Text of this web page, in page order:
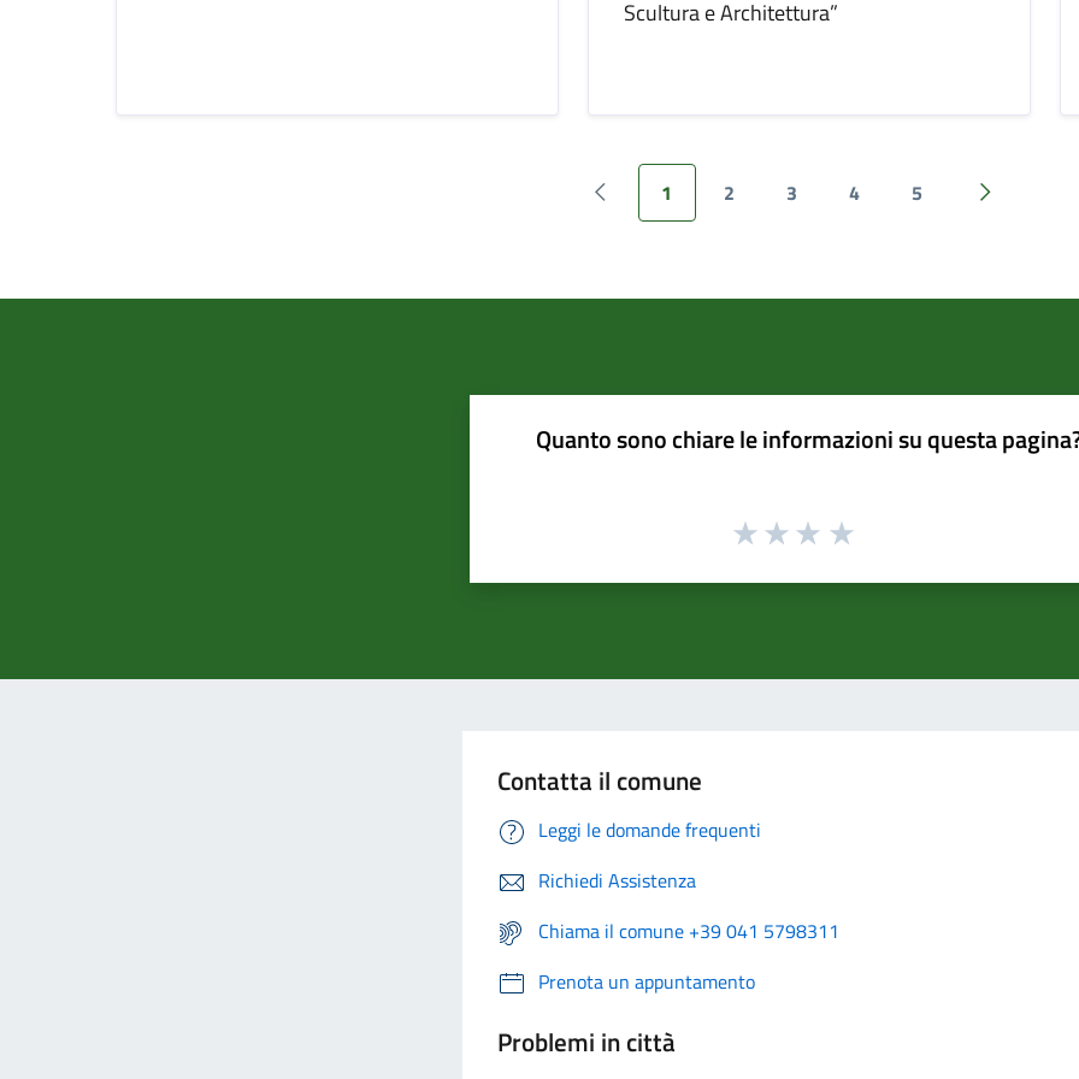
Scultura e Architettura”
Pagina precedente
1 2 3 4 5
Pagina
Quanto sono chiare le informazioni su questa
Contatta il comune
Leggi le domande frequenti
Richiedi Assistenza
Chiama il comune +39 041 5798311
Prenota un appuntamento
Problemi in città